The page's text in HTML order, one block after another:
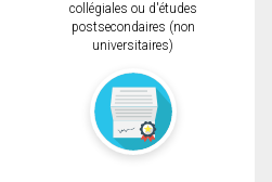
collégiales ou d'études
postsecondaires (non
universitaires)